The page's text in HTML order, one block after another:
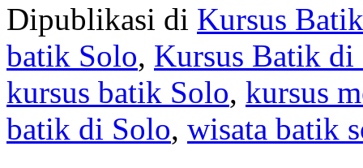
Dipublikasi di Kursus
batik Solo, Kursus Batik di
kursus batik Solo, kursus
batik di Solo, wisata batik